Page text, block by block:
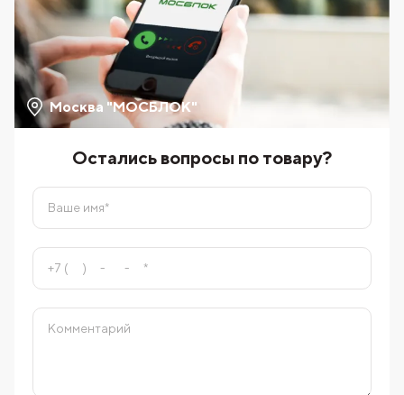
Москва "МОСБЛОК"
Остались вопросы по товару?